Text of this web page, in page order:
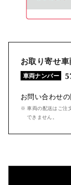
お取り寄せ車
車両ナンバー
お問い合わせ
※ 車両の配送はご注
できません。